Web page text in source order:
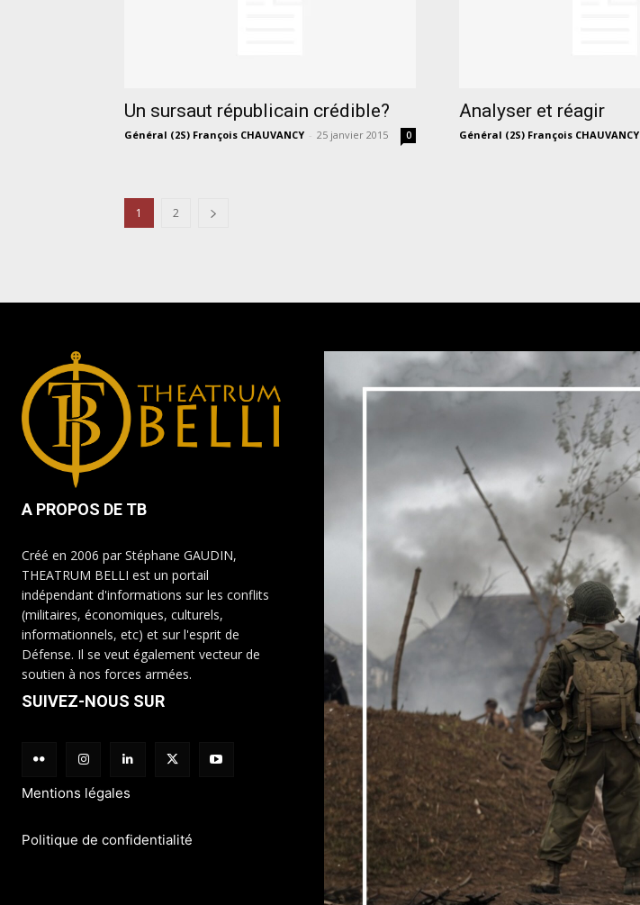
Un sursaut républicain crédible?
Général (2S) François CHAUVANCY - 25 janvier 2015 0
Analyser et réagir
Général (2S) François CHAUVANCY
1 2
A PROPOS DE TB
Créé en 2006 par Stéphane GAUDIN,
THEATRUM BELLI est un portail
indépendant d'informations sur les conflits
(militaires, économiques, culturels,
informationnels, etc) et sur l'esprit de
Défense. Il se veut également vecteur de
soutien à nos forces armées.
SUIVEZ-NOUS SUR
Mentions légales
Politique de confidentialité